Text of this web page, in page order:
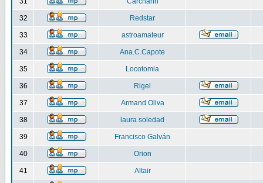
32 Redstar
33 astroamateur
34 Ana.C.Capote
35 Locotomia
36 Rigel
37 Armand Oliva
38 laura soledad
39 Francisco Galván
40 Orion
41 Altair